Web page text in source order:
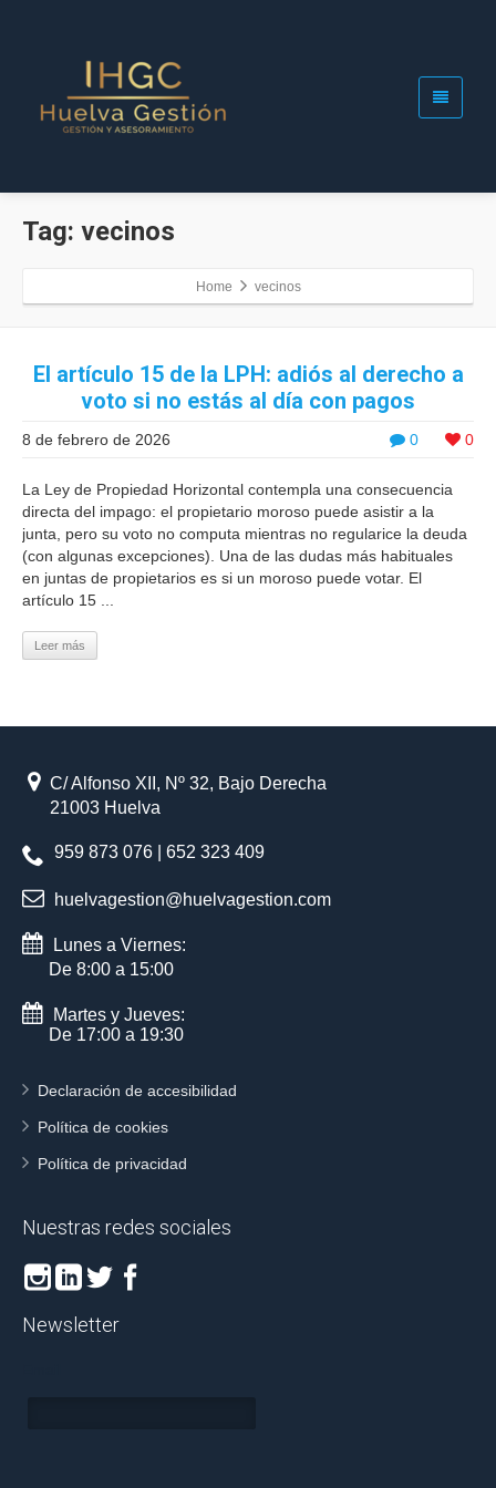
Tag: vecinos
Home vecinos
El artículo 15 de la LPH: adiós al derecho a
voto si no estás al día con pagos
0 0
8 de febrero de 2026
La Ley de Propiedad Horizontal contempla una consecuencia
directa del impago: el propietario moroso puede asistir a la
junta, pero su voto no computa mientras no regularice la deuda
(con algunas excepciones). Una de las dudas más habituales
en juntas de propietarios es si un moroso puede votar. El
artículo 15 ...
Leer más
C/ Alfonso XII, Nº 32, Bajo Derecha
21003 Huelva
959 873 076 | 652 323 409
huelvagestion@huelvagestion.com
Lunes a Viernes:
De 8:00 a 15:00
Martes y Jueves:
De 17:00 a 19:30
Declaración de accesibilidad
Política de cookies
Política de privacidad
Nuestras redes sociales
Newsletter